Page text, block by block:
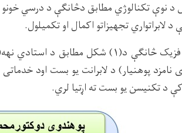
د نوې تکنالوژي مطابق دڅانګې د درسي
لابراتواري تجهیزاتو اکمال او تکمیلول.
نامزد پوهنیار) د لابرانت یو بست اود
د تکنیسن یو بست ته اړتیا لري.